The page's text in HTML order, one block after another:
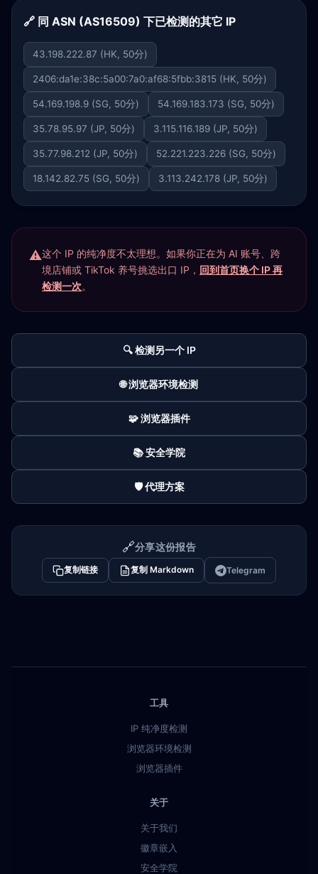
🔗 同 ASN (AS16509) 下已检测的其它 IP
43.198.222.87 (HK, 50分)
2406:da1e:38c:5a00:7a0:af68:5fbb:3815 (HK, 50分)
54.169.198.9 (SG, 50分) 54.169.183.173 (SG, 50分)
35.78.95.97 (JP, 50分) 3.115.116.189 (JP, 50分)
35.77.98.212 (JP, 50分) 52.221.223.226 (SG, 50分)
18.142.82.75 (SG, 50分) 3.113.242.178 (JP, 50分)
这个 IP 的纯净度不太理想。如果你正在为 AI 账号、跨
境店铺或 TikTok 养号挑选出口 IP， 回到首页换个 IP 再
检测一次。
🔍 检测另一个 IP
🌐 浏览器环境检测
🧩 浏览器插件
📚 安全学院
🛡️ 代理方案
🔗分享这份报告
复制链接 复制 Markdown Telegram
工具
IP 纯净度检测
浏览器环境检测
浏览器插件
关于
关于我们
徽章嵌入
安全学院